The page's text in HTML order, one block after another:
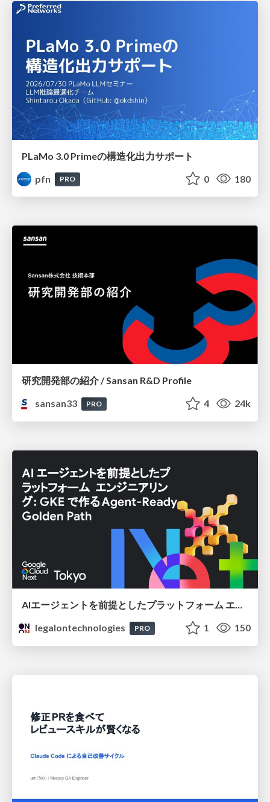
PLaMo 3.0 Primeの構造化出力サポート
pfn
PRO 0 180
研究開発部の紹介 / Sansan R&D Profile
sansan33
PRO 4 24k
AIエージェントを前提としたプラットフォーム エンジニアリング：GKEで作るAgent-Ready Golden Path
legalontechnologies
PRO 1 150